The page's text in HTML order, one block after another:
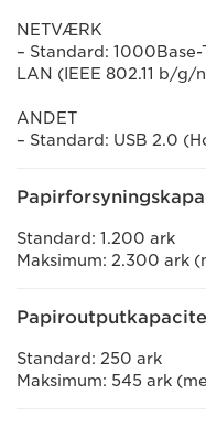
NETVÆRK
– Standard:
LAN (IEEE 802.11 b/g/
ANDET
– Standard: USB 2.0
Standard: 1.200 ark
Maksimum: 2.300 ark
Standard: 250 ark
Maksimum: 545 ark